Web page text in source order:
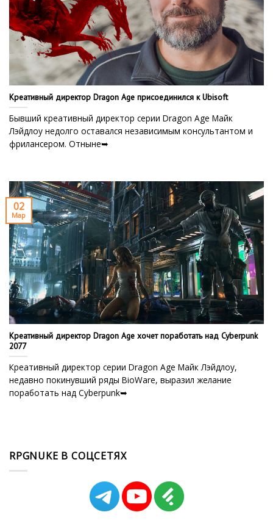
Креативный директор Dragon Age присоединился к Ubisoft
Бывший креативный директор серии Dragon Age Майк
Лэйдлоу недолго оставался независимым консультантом и
фрилансером. Отныне➥
Креативный директор Dragon Age хочет поработать над Cyberpunk
2077
Креативный директор серии Dragon Age Майк Лэйдлоу,
недавно покинувший ряды BioWare, выразил желание
поработать над Cyberpunk➥
02
Мар
RPGNUKE В СОЦСЕТЯХ